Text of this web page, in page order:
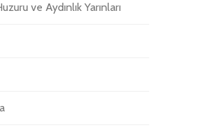
ve Aydınlık Yarınları